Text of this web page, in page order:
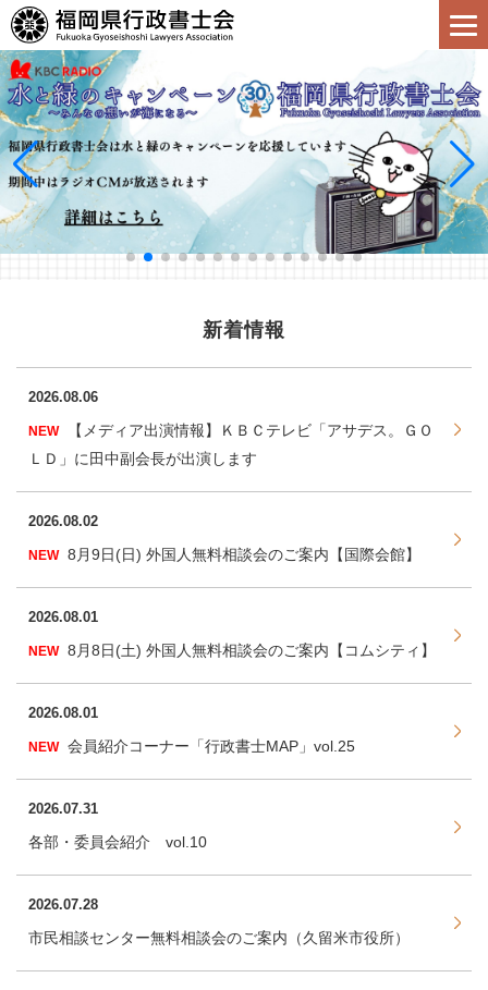
新着情報
NEW
【メディア出演情報】ＫＢＣテレビ「アサデス。ＧＯ
ＬＤ」に田中副会長が出演します
2026.08.06
NEW 8月9日(日) 外国人無料相談会のご案内【国際会館】
2026.08.02
NEW 8月8日(土) 外国人無料相談会のご案内【コムシティ】
2026.08.01
NEW 会員紹介コーナー「行政書士MAP」vol.25
2026.08.01
各部・委員会紹介 vol.10
2026.07.31
市民相談センター無料相談会のご案内（久留米市役所）
2026.07.28